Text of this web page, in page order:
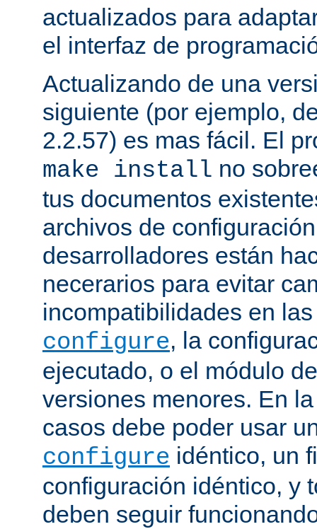
actualizados para
el interfaz de
Actualizando de una
siguiente (por ejemplo,
2.2.57) es mas fácil. El
make install no
tus documentos
archivos de
desarrolladores están
necerarios para evitar
incompatibilidades en
configure, la
ejecutado, o el módulo
versiones menores. En
casos debe poder usar
configure idéntico, un
configuración idéntico, y
deben seguir